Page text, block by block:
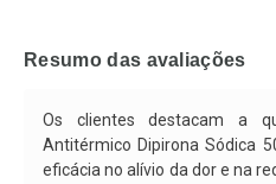
Por R$ 64,79/cada
Comprar sem Desconto
Por R$ 64,79/cada
Resumo das avaliações
Os clientes destacam a
Antitérmico Dipirona Sódica
eficácia no alívio da dor e na